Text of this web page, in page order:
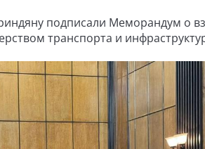
подписали Меморандум о
транспорта и